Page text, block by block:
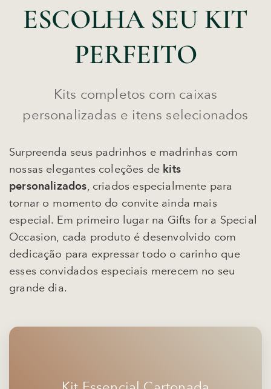
ESCOLHA SEU KIT
PERFEITO
Kits completos com caixas
personalizadas e itens selecionados
Surpreenda seus padrinhos e madrinhas com
nossas elegantes coleções de kits
personalizados, criados especialmente para
tornar o momento do convite ainda mais
especial. Em primeiro lugar na Gifts for a Special
Occasion, cada produto é desenvolvido com
dedicação para expressar todo o carinho que
esses convidados especiais merecem no seu
grande dia.